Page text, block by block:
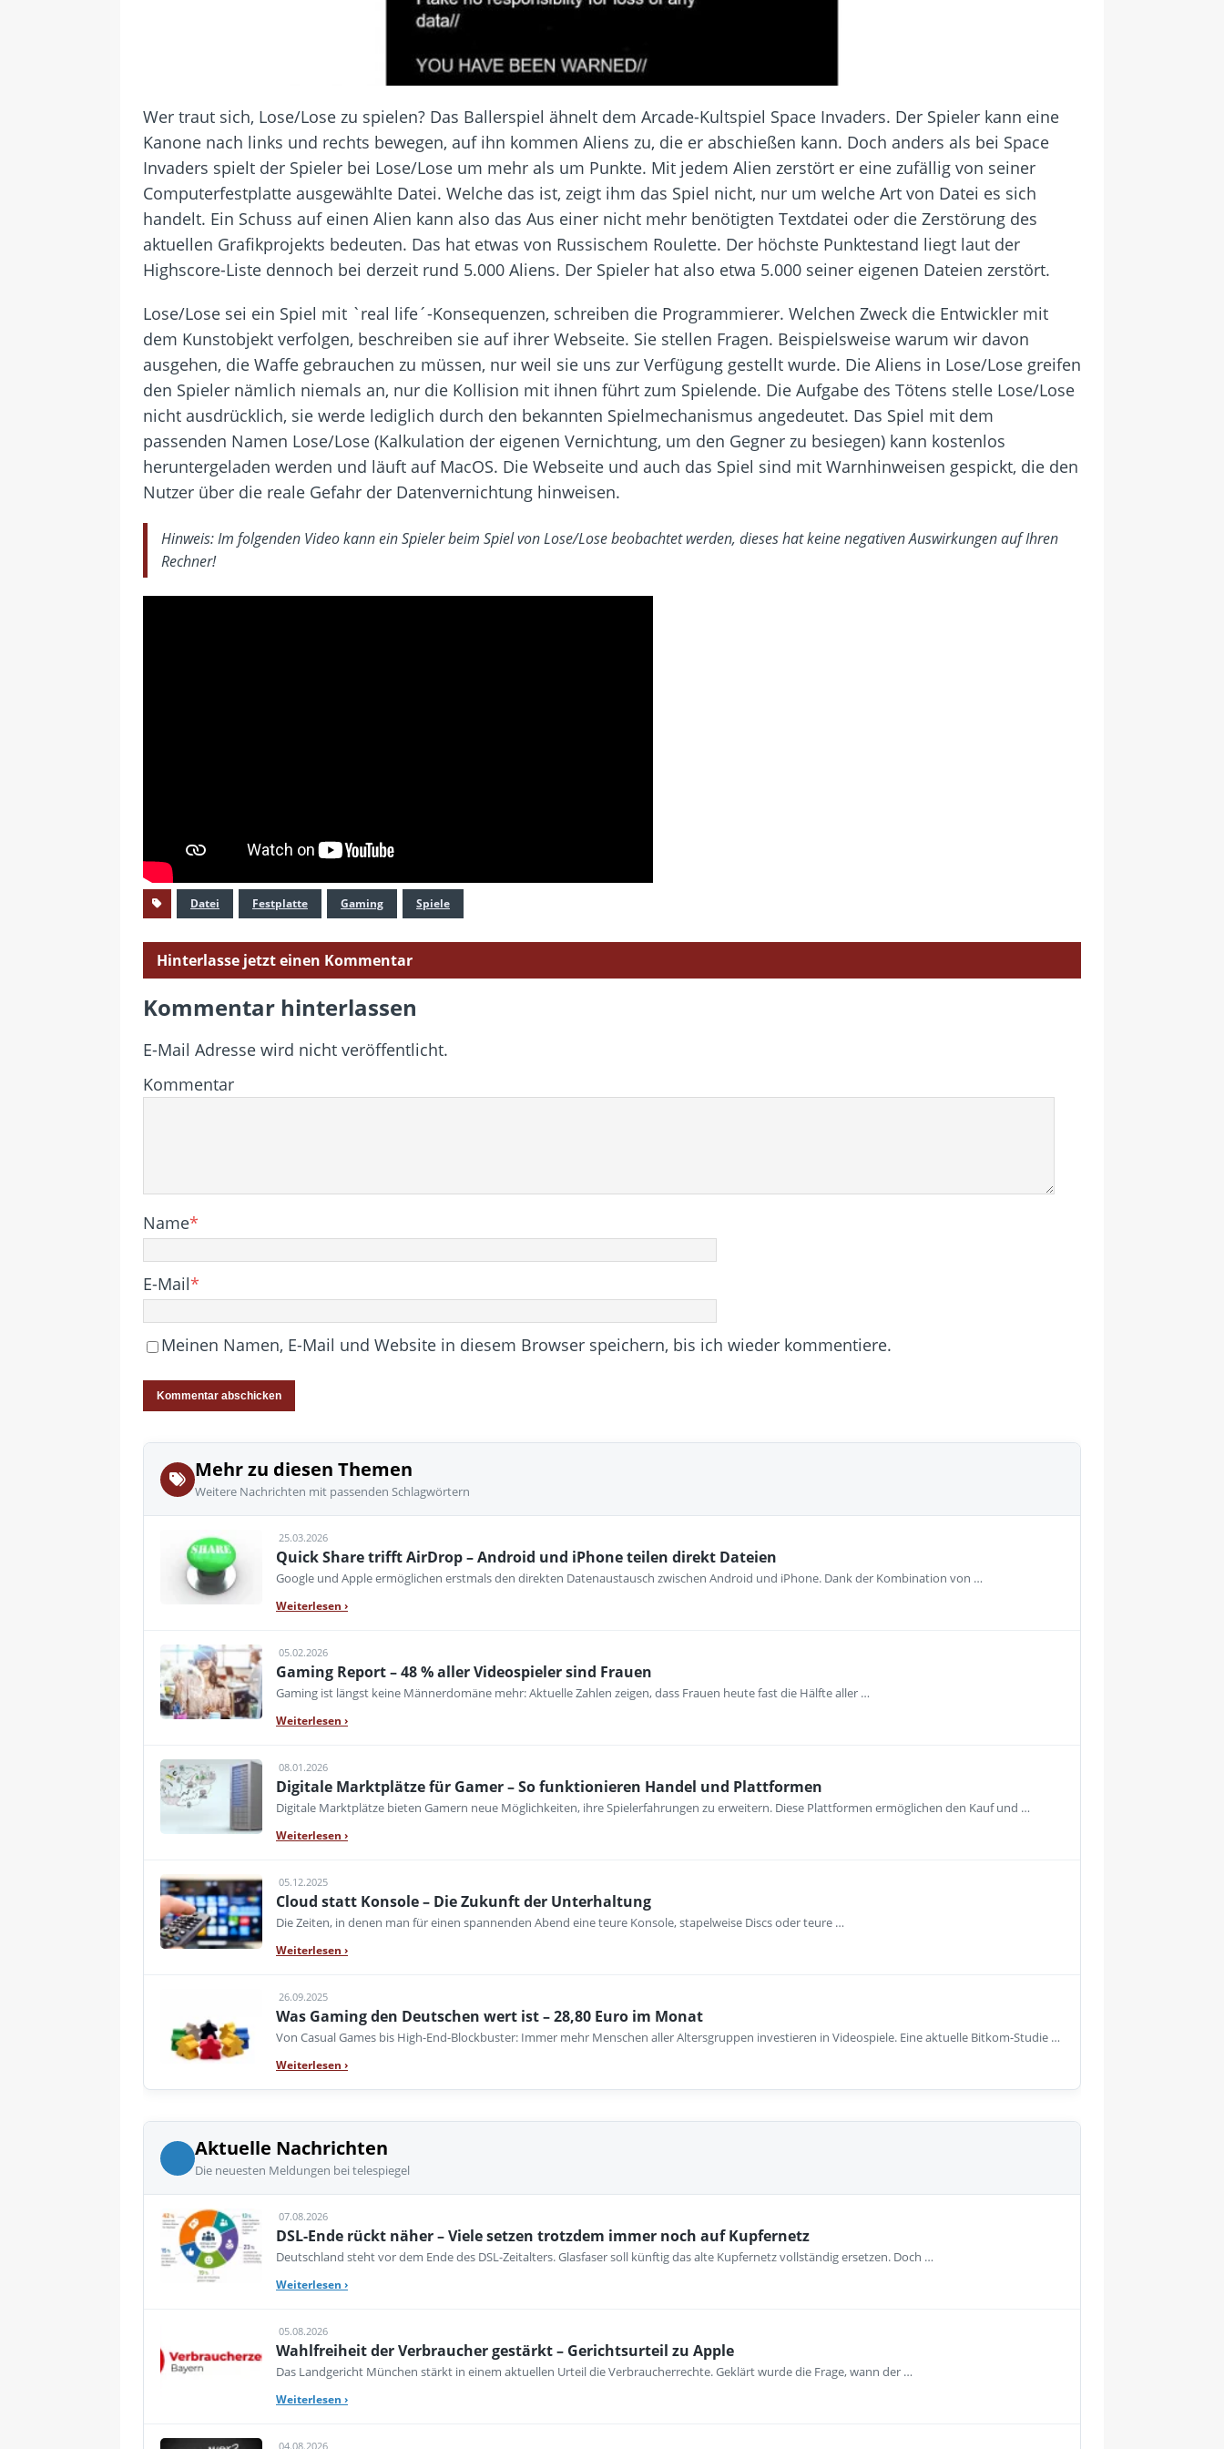
Wer traut sich, Lose/Lose zu spielen? Das Ballerspiel ähnelt dem Arcade-Kultspiel Space Invaders. Der Spieler kann eine
Kanone nach links und rechts bewegen, auf ihn kommen Aliens zu, die er abschießen kann. Doch anders als bei Space
Invaders spielt der Spieler bei Lose/Lose um mehr als um Punkte. Mit jedem Alien zerstört er eine zufällig von seiner
Computerfestplatte ausgewählte Datei. Welche das ist, zeigt ihm das Spiel nicht, nur um welche Art von Datei es sich
handelt. Ein Schuss auf einen Alien kann also das Aus einer nicht mehr benötigten Textdatei oder die Zerstörung des
aktuellen Grafikprojekts bedeuten. Das hat etwas von Russischem Roulette. Der höchste Punktestand liegt laut der
Highscore-Liste dennoch bei derzeit rund 5.000 Aliens. Der Spieler hat also etwa 5.000 seiner eigenen Dateien zerstört.
Lose/Lose sei ein Spiel mit `real life´-Konsequenzen, schreiben die Programmierer. Welchen Zweck die Entwickler mit
dem Kunstobjekt verfolgen, beschreiben sie auf ihrer Webseite. Sie stellen Fragen. Beispielsweise warum wir davon
ausgehen, die Waffe gebrauchen zu müssen, nur weil sie uns zur Verfügung gestellt wurde. Die Aliens in Lose/Lose greifen
den Spieler nämlich niemals an, nur die Kollision mit ihnen führt zum Spielende. Die Aufgabe des Tötens stelle Lose/Lose
nicht ausdrücklich, sie werde lediglich durch den bekannten Spielmechanismus angedeutet. Das Spiel mit dem
passenden Namen Lose/Lose (Kalkulation der eigenen Vernichtung, um den Gegner zu besiegen) kann kostenlos
heruntergeladen werden und läuft auf MacOS. Die Webseite und auch das Spiel sind mit Warnhinweisen gespickt, die den
Nutzer über die reale Gefahr der Datenvernichtung hinweisen.
Hinweis: Im folgenden Video kann ein Spieler beim Spiel von Lose/Lose beobachtet werden, dieses hat keine negativen Auswirkungen auf Ihren
Rechner!
Datei Festplatte Gaming Spiele
Hinterlasse jetzt einen Kommentar
Kommentar hinterlassen
E-Mail Adresse wird nicht veröffentlicht.
Kommentar
Name*
E-Mail*
Meinen Namen, E-Mail und Website in diesem Browser speichern, bis ich wieder kommentiere.
Mehr zu diesen Themen
Weitere Nachrichten mit passenden Schlagwörtern
25.03.2026
Quick Share trifft AirDrop – Android und iPhone teilen direkt Dateien
Google und Apple ermöglichen erstmals den direkten Datenaustausch zwischen Android und iPhone. Dank der Kombination von …
Weiterlesen ›
05.02.2026
Gaming Report – 48 % aller Videospieler sind Frauen
Gaming ist längst keine Männerdomäne mehr: Aktuelle Zahlen zeigen, dass Frauen heute fast die Hälfte aller …
Weiterlesen ›
08.01.2026
Digitale Marktplätze für Gamer – So funktionieren Handel und Plattformen
Digitale Marktplätze bieten Gamern neue Möglichkeiten, ihre Spielerfahrungen zu erweitern. Diese Plattformen ermöglichen den Kauf und …
Weiterlesen ›
05.12.2025
Cloud statt Konsole – Die Zukunft der Unterhaltung
Die Zeiten, in denen man für einen spannenden Abend eine teure Konsole, stapelweise Discs oder teure …
Weiterlesen ›
26.09.2025
Was Gaming den Deutschen wert ist – 28,80 Euro im Monat
Von Casual Games bis High-End-Blockbuster: Immer mehr Menschen aller Altersgruppen investieren in Videospiele. Eine aktuelle Bitkom-Studie …
Weiterlesen ›
Aktuelle Nachrichten
Die neuesten Meldungen bei telespiegel
07.08.2026
DSL-Ende rückt näher – Viele setzen trotzdem immer noch auf Kupfernetz
Deutschland steht vor dem Ende des DSL-Zeitalters. Glasfaser soll künftig das alte Kupfernetz vollständig ersetzen. Doch …
Weiterlesen ›
05.08.2026
Wahlfreiheit der Verbraucher gestärkt – Gerichtsurteil zu Apple
Das Landgericht München stärkt in einem aktuellen Urteil die Verbraucherrechte. Geklärt wurde die Frage, wann der …
Weiterlesen ›
04.08.2026